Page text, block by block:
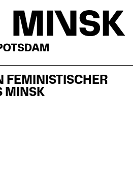
FEMINISTISCHER
MINSK